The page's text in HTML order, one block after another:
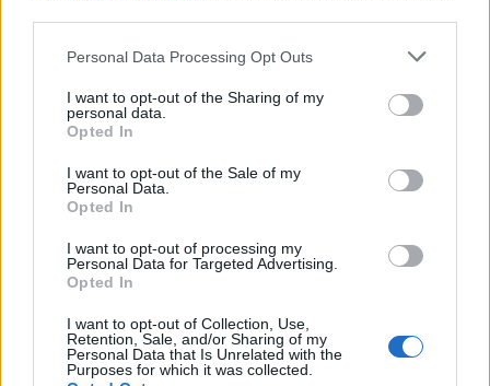
Please note that this website/app uses one or more Google
not limited to your visit or usage behaviour. You may click to
grant or deny consent to Google and its third-party tags to
use your data for below specified purposes in below Google
consent section.
Personal Data Processing Opt Outs
I want to opt-out of the Sharing of my
personal data.
Opted In
I want to opt-out of the Sale of my
Personal Data.
Opted In
I want to opt-out of processing my
Personal Data for Targeted Advertising.
Opted In
I want to opt-out of Collection, Use,
Retention, Sale, and/or Sharing of my
Personal Data that Is Unrelated with the
Purposes for which it was collected.
Gengszterkarizma és minimalizmus.
A Clipse visszatéréséről
RRRecorder•2025. október 06.
Tizenhat év után tért vissza a kultikus Clipse rapduó,
akikkel a Neptunes a legjobb formáját hozta a 2000-
es években. Pályakép ajtócsapkodástól